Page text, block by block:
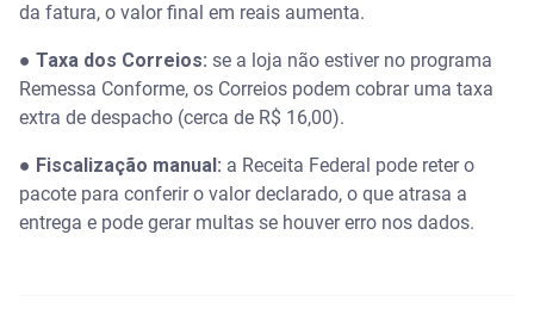
da fatura, o valor final em reais aumenta.
● Taxa dos Correios: se a loja não estiver no programa
Remessa Conforme, os Correios podem cobrar uma taxa
extra de despacho (cerca de R$ 16,00).
● Fiscalização manual: a Receita Federal pode reter o
pacote para conferir o valor declarado, o que atrasa a
entrega e pode gerar multas se houver erro nos dados.